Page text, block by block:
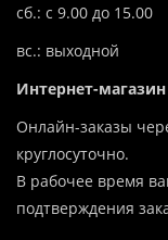
сб.: с 9.00 до 15.00
вс.: выходной
Интернет-магазин
Онлайн-заказы
круглосуточно.
В рабочее время
подтверждения